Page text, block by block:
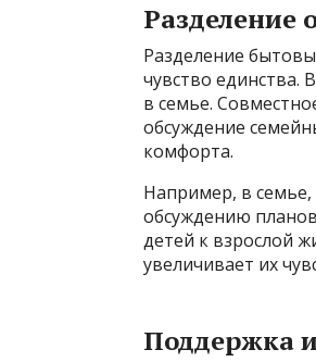
Разделение
Разделение
чувство
в семье.
обсуждение
комфорта.
Например, в
обсуждению
детей к взрослой
увеличивает их
Поддержка